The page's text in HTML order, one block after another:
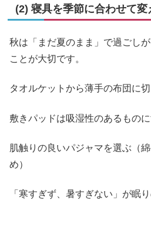
(2) 寝具を季節に合わせて変
秋は「まだ夏のまま」で過ごし
ことが大切です。
タオルケットから薄手の布団に
敷きパッドは吸湿性のあるもの
肌触りの良いパジャマを選ぶ（
め）
「寒すぎず、暑すぎない」が眠